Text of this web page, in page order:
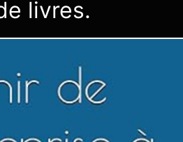
livres.